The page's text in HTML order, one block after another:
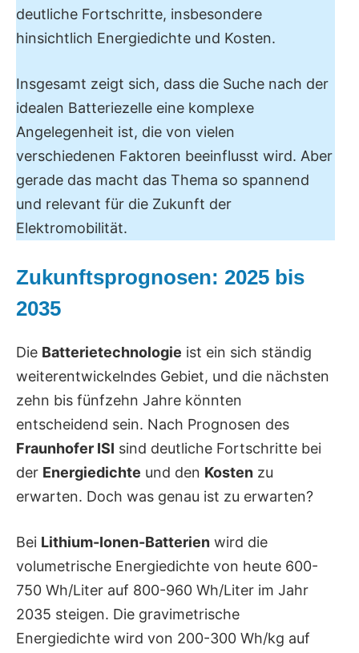
deutliche Fortschritte, insbesondere
hinsichtlich Energiedichte und Kosten.
Insgesamt zeigt sich, dass die Suche nach der
idealen Batteriezelle eine komplexe
Angelegenheit ist, die von vielen
verschiedenen Faktoren beeinflusst wird. Aber
gerade das macht das Thema so spannend
und relevant für die Zukunft der
Elektromobilität.
Zukunftsprognosen: 2025 bis
2035
Die Batterietechnologie ist ein sich ständig
weiterentwickelndes Gebiet, und die nächsten
zehn bis fünfzehn Jahre könnten
entscheidend sein. Nach Prognosen des
Fraunhofer ISI sind deutliche Fortschritte bei
der Energiedichte und den Kosten zu
erwarten. Doch was genau ist zu erwarten?
Bei Lithium-Ionen-Batterien wird die
volumetrische Energiedichte von heute 600-
750 Wh/Liter auf 800-960 Wh/Liter im Jahr
2035 steigen. Die gravimetrische
Energiedichte wird von 200-300 Wh/kg auf